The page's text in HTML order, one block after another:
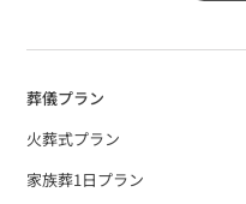
葬儀プラン
火葬式プラン
家族葬1日プラン